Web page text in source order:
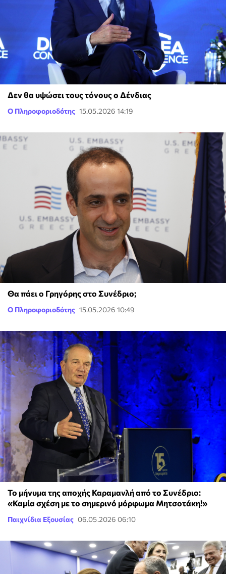
Δεν θα υψώσει τους τόνους ο Δένδιας
Ο Πληροφοριοδότης 15.05.2026 14:19
Θα πάει ο Γρηγόρης στο Συνέδριο;
Ο Πληροφοριοδότης 15.05.2026 10:49
Το μήνυμα της αποχής Καραμανλή από το Συνέδριο:
«Καμία σχέση με το σημερινό μόρφωμα Μητσοτάκη!»
Παιχνίδια Εξουσίας 06.05.2026 06:10